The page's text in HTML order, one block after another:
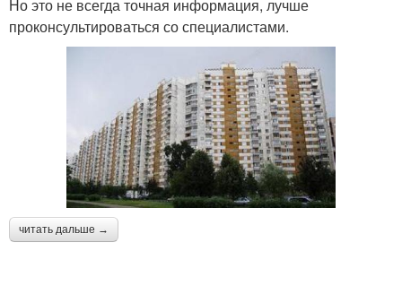
Но это не всегда точная информация, лучше
проконсультироваться со специалистами.
читать дальше →